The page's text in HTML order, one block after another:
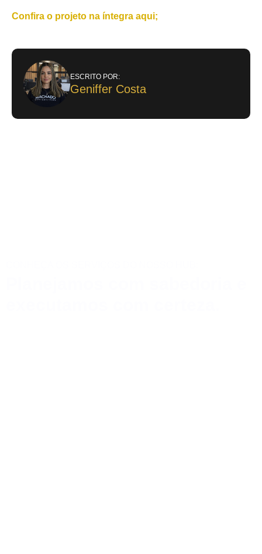
Confira o projeto na íntegra aqui;
ESCRITO POR:
Geniffer Costa